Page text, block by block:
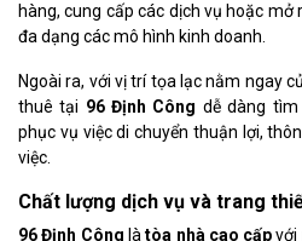
hàng, cung cấp các dịch vụ hoặc
đa dạng các mô hình kinh doanh.
Ngoài ra, với vị trí tọa lạc nằm ngay
thuê tại 96 Định Công dễ dàng
phục vụ việc di chuyển thuận lợi,
việc.
Chất lượng dịch vụ và trang
96 Định Công làtòa nhà cao cấpvới